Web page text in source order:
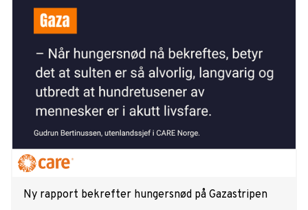
Ny rapport bekrefter hungersnød på Gazastripen